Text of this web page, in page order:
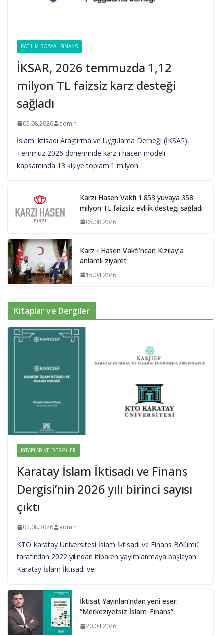
KATILIM SOSYAL FINANS
İKSAR, 2026 temmuzda 1,12
milyon TL faizsiz karz desteği
sağladı
05.08.2026 admin
İslam İktisadı Araştırma ve Uygulama Derneği (İKSAR),
Temmuz 2026 döneminde karz-ı hasen modeli
kapsamında 13 kişiye toplam 1 milyon…
Karzı Hasen Vakfı 1.853 yuvaya 358
milyon TL faizsiz evlilik desteği sağladı
05.08.2026
Karz-ı Hasen Vakfı’ndan Kızılay’a
anlamlı ziyaret
15.04.2026
Kitaplar ve Dergiler
KITAPLAR VE DERGILER
Karatay İslam İktisadı ve Finans
Dergisi’nin 2026 yılı birinci sayısı
çıktı
02.08.2026 admin
KTO Karatay Üniversitesi İslam İktisadı ve Finans Bölümü
tarafından 2022 yılından itibaren yayımlanmaya başlayan
Karatay İslam İktisadı ve…
İktisat Yayınları’ndan yeni eser:
“Merkeziyetsiz İslami Finans”
20.04.2026